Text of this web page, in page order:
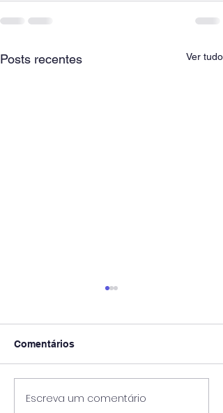
Posts recentes Ver tudo
OS IMPACTOS DA
Comentários
Escreva um comentário